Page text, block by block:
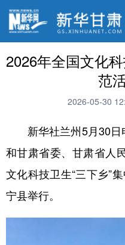
2026年全国文化
范
2026-05-30
新华社兰州5月30日
和甘肃省委、甘肃省人
文化科技卫生“三下乡”
宁县举行。